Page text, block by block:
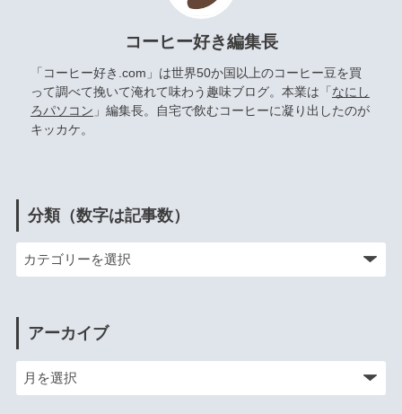
コーヒー好き編集長
「コーヒー好き.com」は世界50か国以上のコーヒー豆を買
って調べて挽いて淹れて味わう趣味ブログ。本業は「なにし
ろパソコン 」編集長。自宅で飲むコーヒーに凝り出したのが
キッカケ。
分類（数字は記事数）
アーカイブ